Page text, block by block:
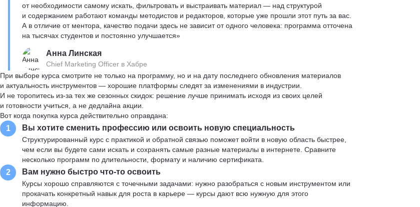
от необходимости самому искать, фильтровать и выстраивать материал — над структурой
и содержанием работают команды методистов и редакторов, которые уже прошли этот путь за вас.
А в отличие от ментора, качество подачи здесь не зависит от одного человека: программа отточена
на тысячах студентов и постоянно улучшается»
Анна Линская
Chief Marketing Officer в Хабре
При выборе курса смотрите не только на программу, но и на дату последнего обновления материалов
и актуальность инструментов — хорошие платформы следят за изменениями в индустрии.
И не торопитесь из-за тех же сезонных скидок: решение лучше принимать исходя из своих целей
и готовности учиться, а не дедлайна акции.
Вот когда покупка курса действительно оправдана:
1 Вы хотите сменить профессию или освоить новую специальность
Структурированный курс с практикой и обратной связью поможет войти в новую область быстрее,
чем если вы будете сами искать и сохранять самые разные материалы в интернете. Сравните
несколько программ по длительности, формату и наличию сертификата.
2 Вам нужно быстро что-то освоить
Курсы хорошо справляются с точечными задачами: нужно разобраться с новым инструментом или
прокачать конкретный навык для роста в карьере — курсы дают всю нужную для этого
информацию.